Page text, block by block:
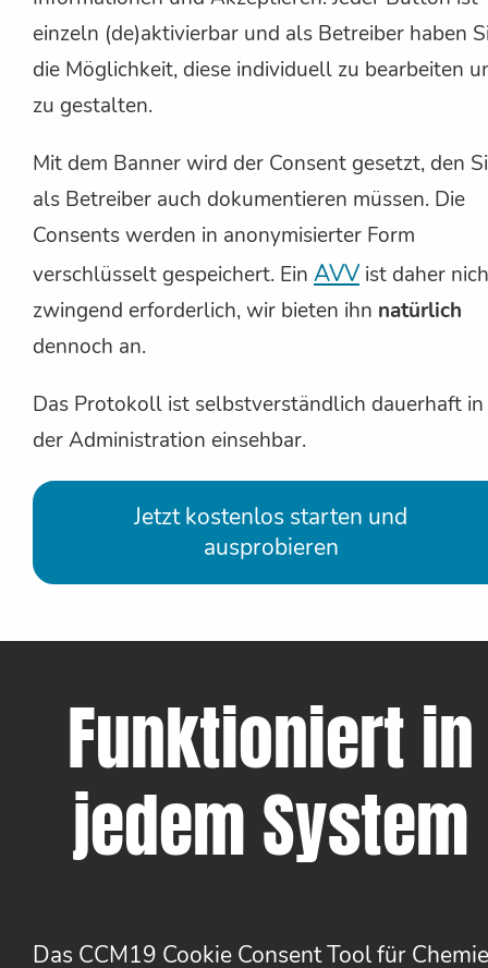
einzeln (de)aktivierbar und als Betreiber haben
die Möglichkeit, diese individuell zu bearbeiten
zu gestalten.
Mit dem Banner wird der Consent gesetzt, den
als Betreiber auch dokumentieren müssen. Die
Consents werden in anonymisierter Form
verschlüsselt gespeichert. Ein AVV ist daher
zwingend erforderlich, wir bieten ihn natürlich
dennoch an.
Das Protokoll ist selbstverständlich dauerhaft in
der Administration einsehbar.
Jetzt kostenlos starten und
ausprobieren
Funktioniert in
jedem System
Das CCM19 Cookie Consent Tool für Chemie